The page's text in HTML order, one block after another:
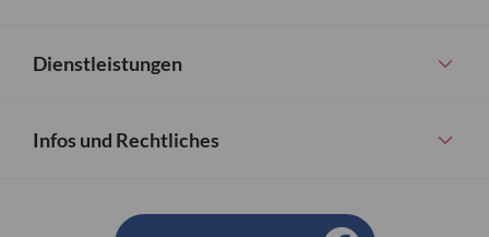
Dienstleistungen
Infos und Rechtliches